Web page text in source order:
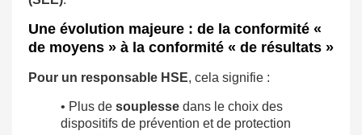
Une évolution majeure : de la conformité «
de moyens » à la conformité « de résultats »
Pour un responsable HSE, cela signifie :
• Plus de souplesse dans le choix des
dispositifs de prévention et de protection